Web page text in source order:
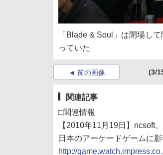
「Blade & Soul」は開場し
っていた
前の画像 (3/
関連記事
□関連情報
【2010年11月19日】ncsoft
日本のアーケードゲームに
http://